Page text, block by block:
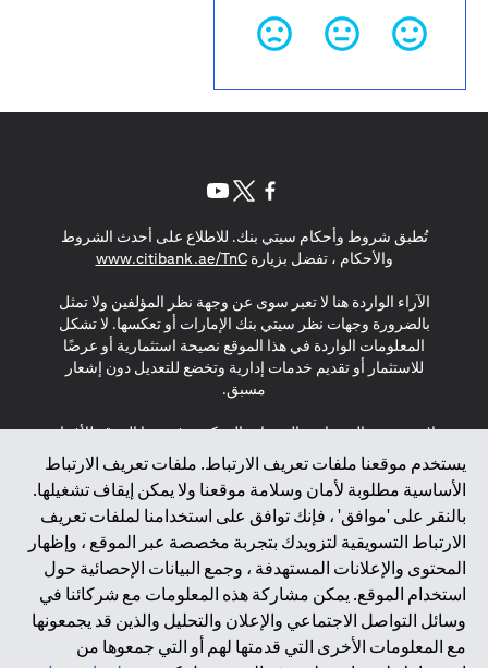
يستخدم موقعنا ملفات تعريف الارتباط. ملفات تعريف الارتباط
الأساسية مطلوبة لأمان وسلامة موقعنا ولا يمكن إيقاف تشغيلها.
بالنقر على 'موافق' ، فإنك توافق على استخدامنا لملفات تعريف
الارتباط التسويقية لتزويدك بتجربة مخصصة عبر الموقع ، وإظهار
المحتوى والإعلانات المستهدفة ، وجمع البيانات الإحصائية حول
استخدام الموقع. يمكن مشاركة هذه المعلومات مع شركائنا في
وسائل التواصل الاجتماعي والإعلان والتحليل والذين قد يجمعونها
مع المعلومات الأخرى التي قدمتها لهم أو التي جمعوها من
تُطبق شروط وأحكام سيتي بنك. للاطلاع على أحدث الشروط
والأحكام ، تفضل بزيارةwww.citibank.ae/TnC
(opens in a new tab)
الآراء الواردة هنا لا تعبر سوى عن وجهة نظر المؤلفين ولا تمثل
بالضرورة وجهات نظر سيتي بنك الإمارات أو تعكسها. لا تشكل
المعلومات الواردة في هذا الموقع نصيحة استثمارية أو عرضًا
للاستثمار أو تقديم خدمات إدارية وتخضع للتعديل دون إشعار
مسبق.
لا يتم تقديم المنتجات والخدمات المذكورة في هذا الموقع للأفراد
المقيمين في الاتحاد الأوروبي أو المنطقة الاقتصادية الأوروبية أو
سويسرا أو غيرنسي أو جيرسي أو موناكو أو سان مارينو أو
الفاتيكان أو جزيرة مان أو المملكة المتحدة أو خصوصية البيانات
(لائحة حماية البيانات العامة \ قانون حماية البيانات الشخصية
العامة \ قانون خصوصية نيوزيلندا). المحتوى الموجود في هذه
الصفحة ليس ولا ينبغي تفسيره على أنه عرض أو دعوة أو دعوة
لشراء أو بيع أي من المنتجات والخدمات المذكورة هنا لمثل هؤلاء
الأفراد.
*GDPR – اللائحة العامة لحماية البيانات؛ * LGPD – Lei Geral de